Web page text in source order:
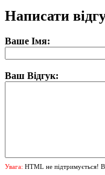
Написати
Ваше Імя:
Ваш Відгук:
Увага: HTML не підтримується!